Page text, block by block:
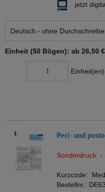
jetzt
Einheit (50 Bögen): ab 26,50 €
Einheit(en)
Peri- und
Sonderdruck -
Kurzcode:
Bestellnr.: